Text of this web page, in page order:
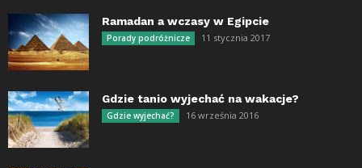
Ramadan a wczasy w Egipcie
Porady podróżnicze 11 stycznia 2017
Gdzie tanio wyjechać na wakacje?
Gdzie wyjechać? 16 września 2016